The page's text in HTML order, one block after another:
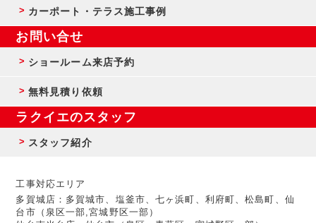
カーポート・テラス施工事例
お問い合せ
ショールーム来店予約
無料見積り依頼
ラクイエのスタッフ
スタッフ紹介
工事対応エリア
多賀城店：多賀城市、塩釜市、七ヶ浜町、利府町、松島町、仙
台市（泉区一部,宮城野区一部）